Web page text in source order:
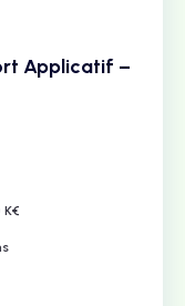
Applicatif –